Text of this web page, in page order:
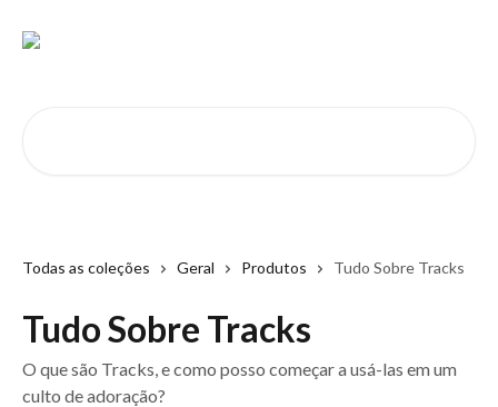
Todas as coleções Geral Produtos Tudo Sobre Tracks
Tudo Sobre Tracks
O que são Tracks, e como posso começar a usá-las em um
culto de adoração?